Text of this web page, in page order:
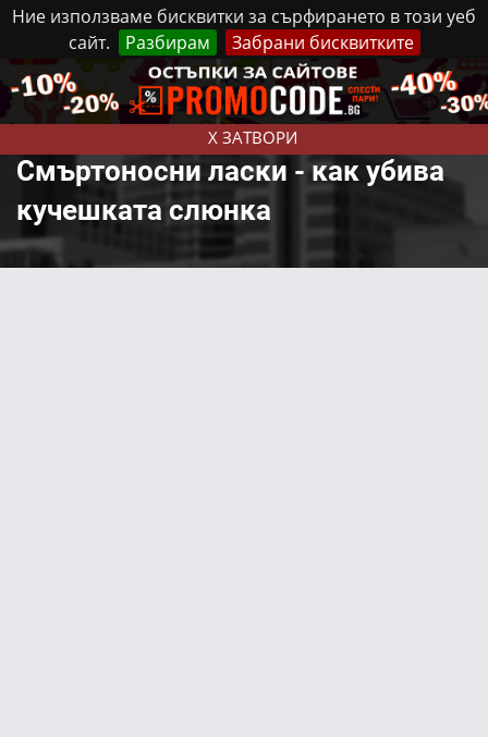
Ние използваме бисквитки за сърфирането в този уеб
сайт.
Разбирам Забрани бисквитките
X ЗАТВОРИ
Неделя, 9 Август, 2026 Реклама Контакти
Смъртоносни ласки - как убива
кучешката слюнка